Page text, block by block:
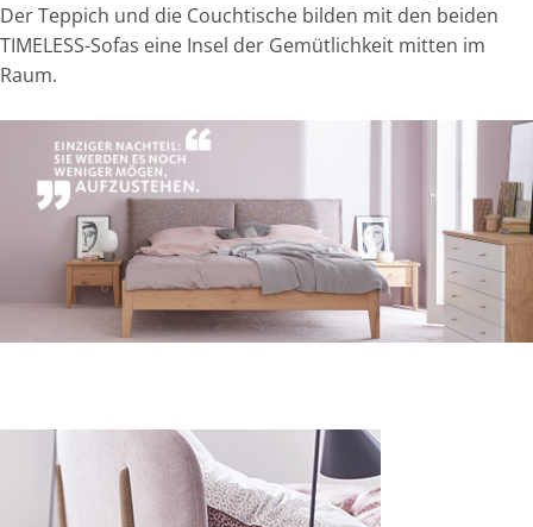
Der Teppich und die Couchtische bilden mit den beiden
TIMELESS-Sofas eine Insel der Gemütlichkeit mitten im
Raum.